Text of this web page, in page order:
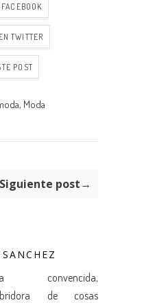
TWITTER
POST
, Moda
Siguiente post→
convencida,
de cosas